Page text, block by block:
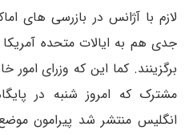
لازم با آژانس در بازرسی های
جدی هم به ایالات متحده
برگزینند. کما این که وزرای امور
مشترک که امروز شنبه در
انگلیس منتشر شد پیرامون